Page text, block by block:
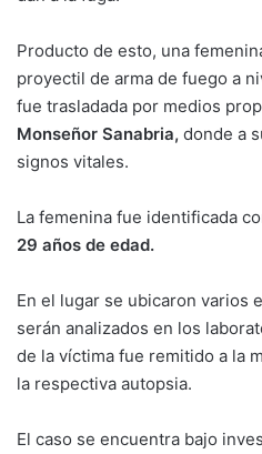
Producto de esto, una
proyectil de arma de fuego a
fue trasladada por medios
Monseñor Sanabria, donde a
signos vitales.
La femenina fue identificada
29 años de edad.
En el lugar se ubicaron varios
serán analizados en los
de la víctima fue remitido a la
la respectiva autopsia.
El caso se encuentra bajo